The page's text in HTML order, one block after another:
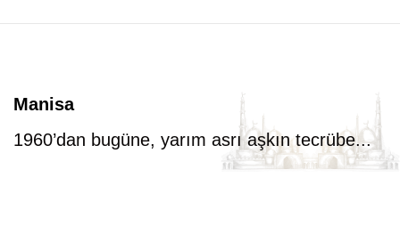
Manisa
1960’dan bugüne, yarım asrı aşkın tecrübe...